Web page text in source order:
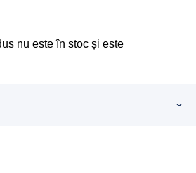
nu este în stoc și este